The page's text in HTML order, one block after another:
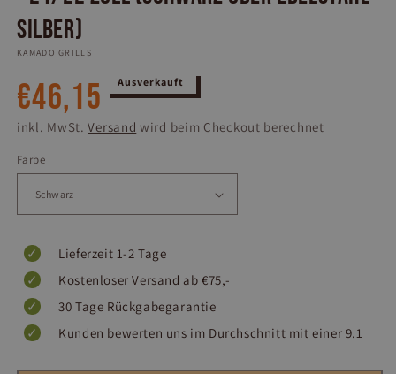
Silber)
KAMADO GRILLS
Normaler
Preis
€46,15 Ausverkauft
inkl. MwSt.Versand wird beim Checkout berechnet
Farbe
Lieferzeit 1-2 Tage
Kostenloser Versand ab €75,-
30 Tage Rückgabegarantie
Kunden bewerten uns im Durchschnitt mit einer 9.1